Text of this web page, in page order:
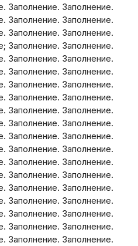
Заполнение. Заполнение.
Заполнение. Заполнение.
Заполнение. Заполнение.
Заполнение. Заполнение.
Заполнение. Заполнение.
Заполнение. Заполнение.
Заполнение. Заполнение.
Заполнение. Заполнение.
Заполнение. Заполнение.
Заполнение. Заполнение.
Заполнение. Заполнение.
Заполнение. Заполнение.
Заполнение. Заполнение.
Заполнение. Заполнение.
Заполнение. Заполнение.
Заполнение. Заполнение.
Заполнение. Заполнение.
Заполнение. Заполнение.
Заполнение. Заполнение.